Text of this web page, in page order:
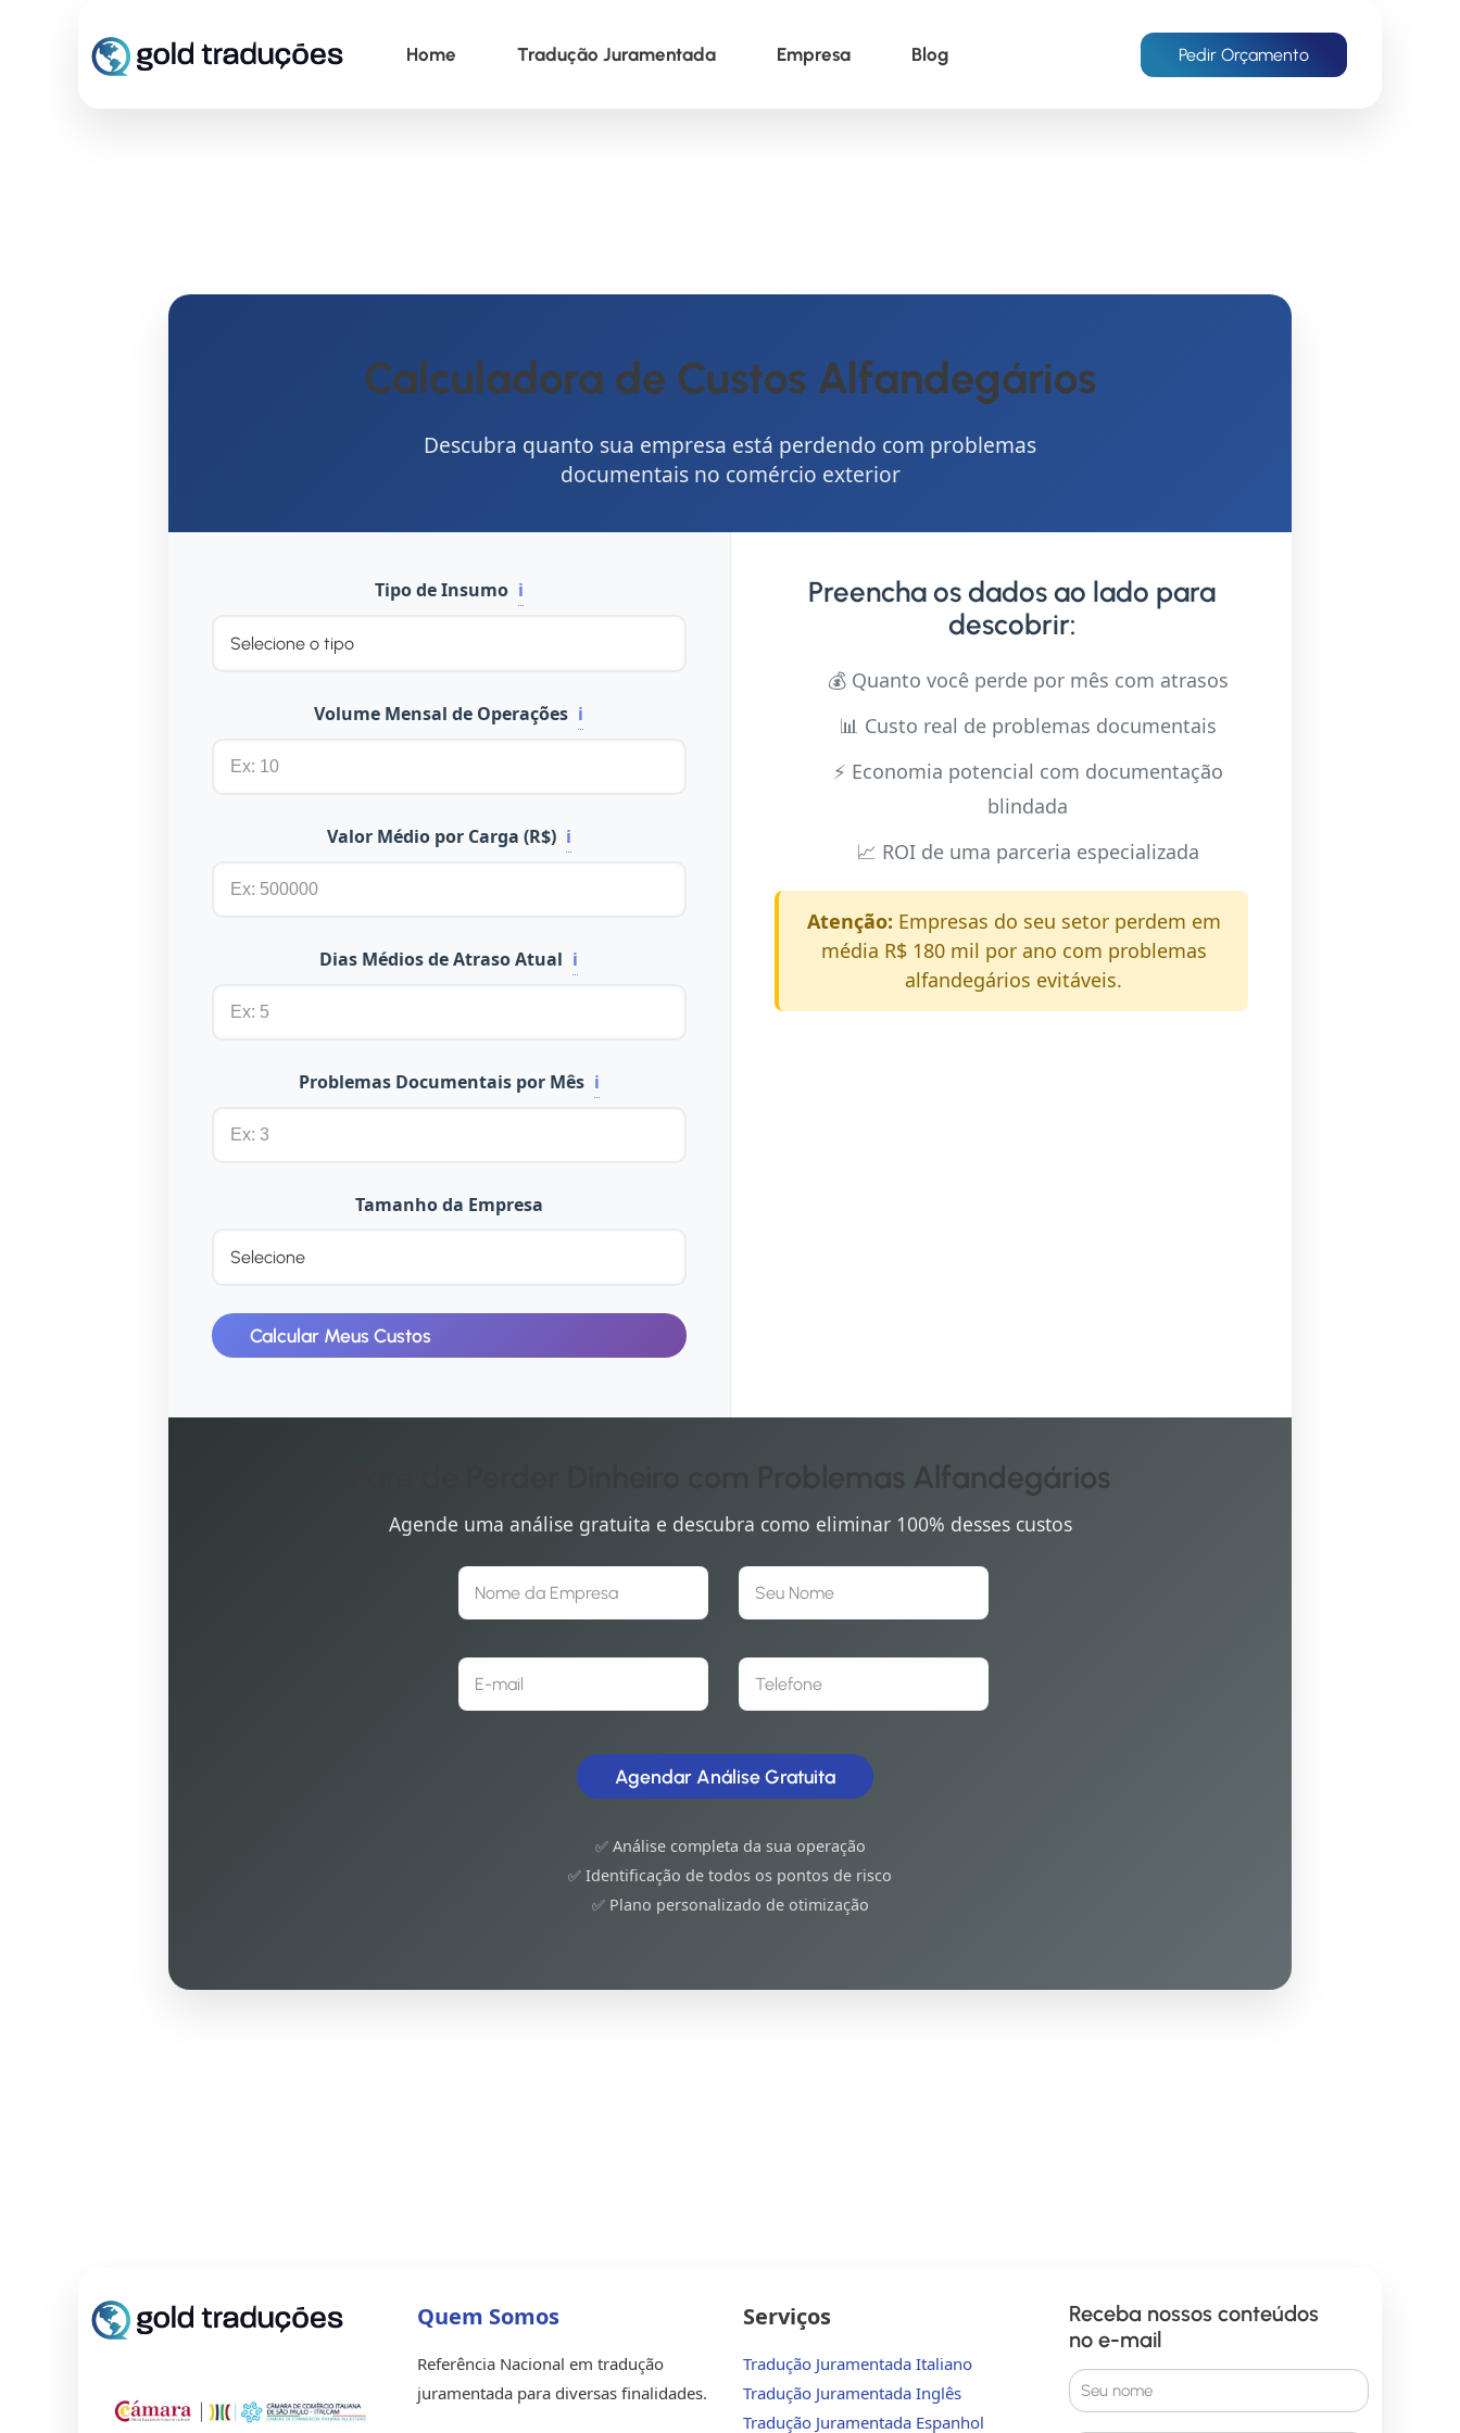
Home Tradução Juramentada Empresa Blog Pedir Orçamento
Calculadora de Custos Alfandegários
Descubra quanto sua empresa está perdendo com problemas
documentais no comércio exterior
Tipo de Insumo ℹ️
Volume Mensal de Operações ℹ️
Valor Médio por Carga (R$) ℹ️
Dias Médios de Atraso Atual ℹ️
Problemas Documentais por Mês ℹ️
Tamanho da Empresa
Calcular Meus Custos
Preencha os dados ao lado para
descobrir:
💰 Quanto você perde por mês com atrasos
📊 Custo real de problemas documentais
⚡ Economia potencial com documentação
blindada
📈 ROI de uma parceria especializada
Atenção: Empresas do seu setor perdem em
média R$ 180 mil por ano com problemas
alfandegários evitáveis.
Pare de Perder Dinheiro com Problemas Alfandegários
Agende uma análise gratuita e descubra como eliminar 100% desses custos
Agendar Análise Gratuita
✅ Análise completa da sua operação
✅ Identificação de todos os pontos de risco
✅ Plano personalizado de otimização
Quem Somos
Referência Nacional em tradução
juramentada para diversas finalidades.
Serviços
Tradução Juramentada Italiano
Tradução Juramentada Inglês
Tradução Juramentada Espanhol
Receba nossos conteúdos
no e-mail